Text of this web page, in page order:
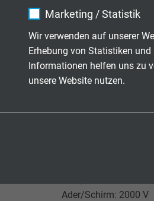
Marketing / Statistik
Wir verwenden auf unserer
Erhebung von Statistiken
Informationen helfen uns zu
unsere Website nutzen.
UL Horizontal Flame
20549
für EtherCAT- und
Ader/Schirm: 2000 V